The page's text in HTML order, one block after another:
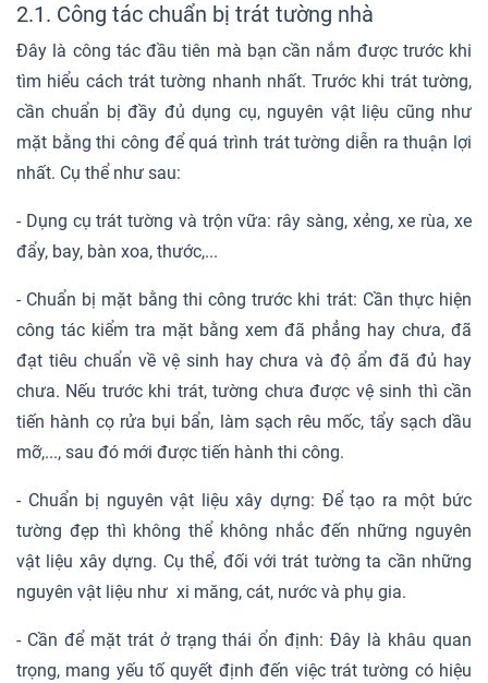
2.1. Công tác chuẩn bị trát tường nhà
Đây là công tác đầu tiên mà bạn cần nắm được trước khi
tìm hiểu cách trát tường nhanh nhất. Trước khi trát tường,
cần chuẩn bị đầy đủ dụng cụ, nguyên vật liệu cũng như
mặt bằng thi công để quá trình trát tường diễn ra thuận lợi
nhất. Cụ thể như sau:
- Dụng cụ trát tường và trộn vữa: rây sàng, xẻng, xe rùa, xe
đẩy, bay, bàn xoa, thước,...
- Chuẩn bị mặt bằng thi công trước khi trát: Cần thực hiện
công tác kiểm tra mặt bằng xem đã phẳng hay chưa, đã
đạt tiêu chuẩn về vệ sinh hay chưa và độ ẩm đã đủ hay
chưa. Nếu trước khi trát, tường chưa được vệ sinh thì cần
tiến hành cọ rửa bụi bẩn, làm sạch rêu mốc, tẩy sạch dầu
mỡ,..., sau đó mới được tiến hành thi công.
- Chuẩn bị nguyên vật liệu xây dựng: Để tạo ra một bức
tường đẹp thì không thể không nhắc đến những nguyên
vật liệu xây dựng. Cụ thể, đối với trát tường ta cần những
nguyên vật liệu như xi măng, cát, nước và phụ gia.
- Cần để mặt trát ở trạng thái ổn định: Đây là khâu quan
trọng, mang yếu tố quyết định đến việc trát tường có hiệu